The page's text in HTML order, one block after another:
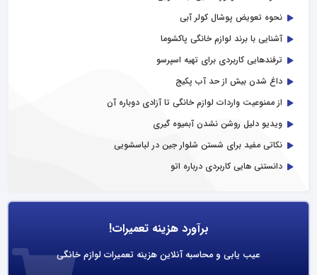
نحوه تعویض پوشال کولر آبی
آشنایی با برند لوازم خانگی پاکشوما
ترفندهایی کاربردی برای تهیه اسپرسو
داغ شدن بیش از حد آب پکیج
از ممنوعیت واردات لوازم خانگی تا آزادی دوباره آن
ویدیو دلیل روشن نشدن آبمیوه گیری
نکاتی مفید برای شستن شلوار جین در لباسشویی
دانستنی هایی کاربردی درباره اتو
برآورد هزینه تعمیرات!
عیب یابی و محاسبه آنلاین هزینه تعمیرات لوازم خانگی